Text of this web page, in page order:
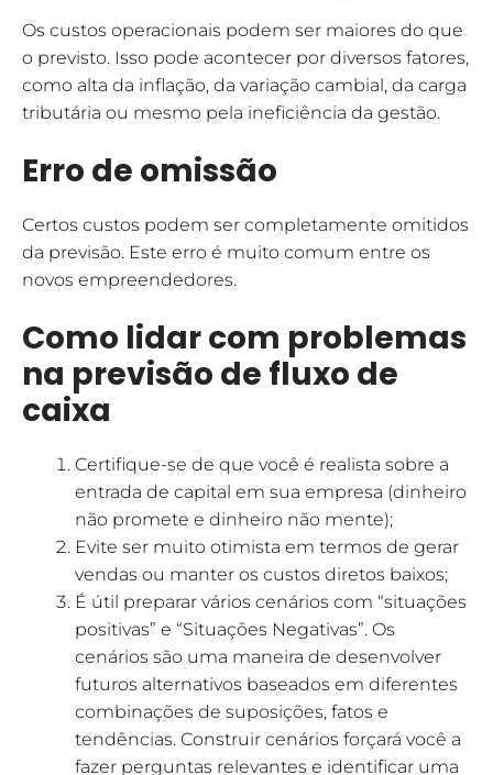
Os custos operacionais podem ser maiores do que
o previsto. Isso pode acontecer por diversos fatores,
como alta da inflação, da variação cambial, da carga
tributária ou mesmo pela ineficiência da gestão.
Erro de omissão
Certos custos podem ser completamente omitidos
da previsão. Este erro é muito comum entre os
novos empreendedores.
Como lidar com problemas
na previsão de fluxo de
caixa
Certifique-se de que você é realista sobre a
entrada de capital em sua empresa (dinheiro
não promete e dinheiro não mente);
Evite ser muito otimista em termos de gerar
vendas ou manter os custos diretos baixos;
É útil preparar vários cenários com “situações
positivas” e “Situações Negativas”. Os
cenários são uma maneira de desenvolver
futuros alternativos baseados em diferentes
combinações de suposições, fatos e
tendências. Construir cenários forçará você a
fazer perguntas relevantes e identificar uma